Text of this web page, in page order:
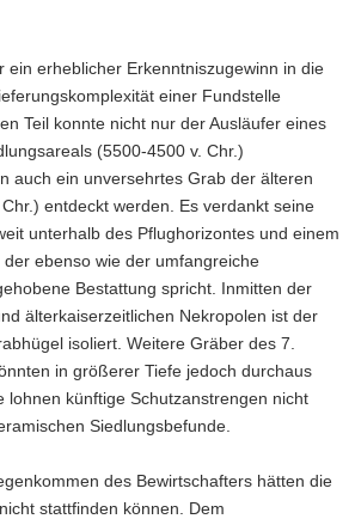
ein erheblicher Erkenntniszugewinn in die
einer Fundstelle
Teil konnte nicht nur der Ausläufer eines
(5500-4500 v. Chr.)
auch ein unversehrtes Grab der älteren
entdeckt werden. Es verdankt seine
unterhalb des Pflughorizontes und einem
ebenso wie der umfangreiche
Bestattung spricht. Inmitten der
älterkaiserzeitlichen Nekropolen ist der
isoliert. Weitere Gräber des 7.
in größerer Tiefe jedoch durchaus
lohnen künftige Schutzanstrengen nicht
Siedlungsbefunde.
des Bewirtschafters hätten die
stattfinden können. Dem